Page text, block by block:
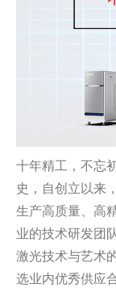
十年精工，不忘
史，自创立以来
生产高质量、高
业的技术研发团
激光技术与艺术
选业内优秀供应